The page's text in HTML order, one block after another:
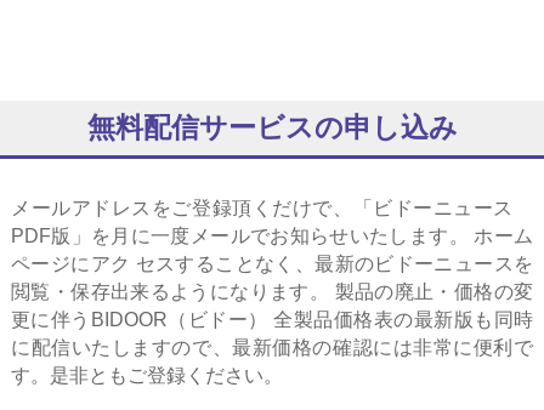
無料配信サービスの申し込み
メールアドレスをご登録頂くだけで、「ビドーニュース
PDF版」を月に一度メールでお知らせいたします。 ホーム
ページにアク セスすることなく、最新のビドーニュースを
閲覧・保存出来るようになります。 製品の廃止・価格の変
更に伴うBIDOOR（ビドー） 全製品価格表の最新版も同時
に配信いたしますので、最新価格の確認には非常に便利で
す。是非ともご登録ください。